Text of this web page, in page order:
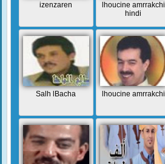
izenzaren
lhoucine amrrakchi
hindi
Salh lBacha lhoucine amrrakchi